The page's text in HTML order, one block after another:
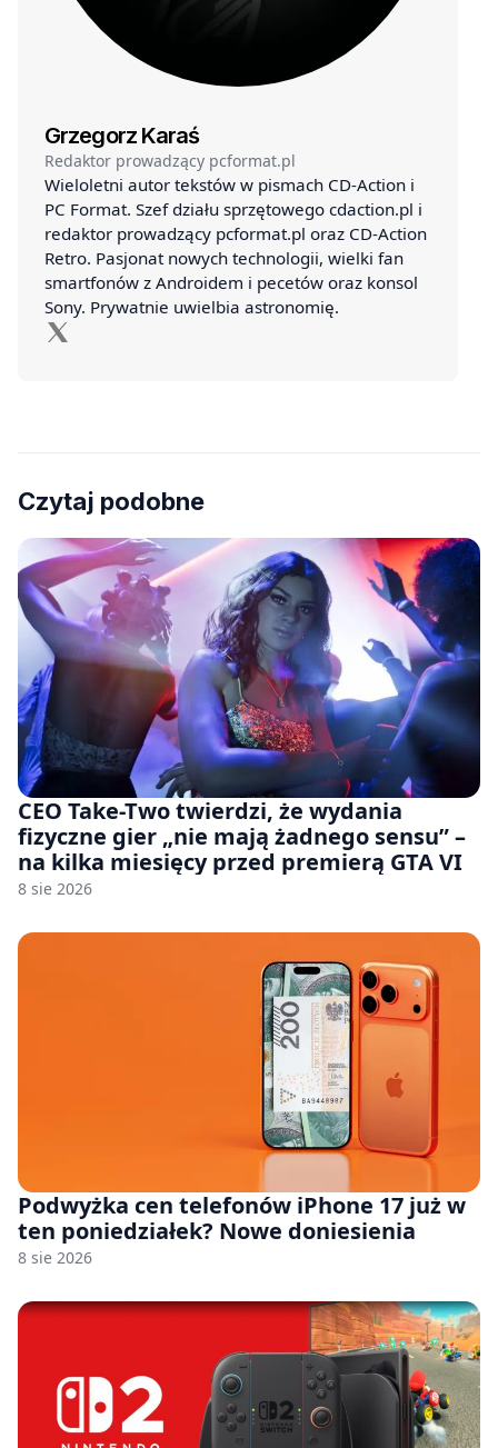
Grzegorz Karaś
Redaktor prowadzący pcformat.pl
Wieloletni autor tekstów w pismach CD-Action i
PC Format. Szef działu sprzętowego cdaction.pl i
redaktor prowadzący pcformat.pl oraz CD-Action
Retro. Pasjonat nowych technologii, wielki fan
smartfonów z Androidem i pecetów oraz konsol
Sony. Prywatnie uwielbia astronomię.
Czytaj podobne
CEO Take-Two twierdzi, że wydania
fizyczne gier „nie mają żadnego sensu” –
na kilka miesięcy przed premierą GTA VI
8 sie 2026
Podwyżka cen telefonów iPhone 17 już w
ten poniedziałek? Nowe doniesienia
8 sie 2026